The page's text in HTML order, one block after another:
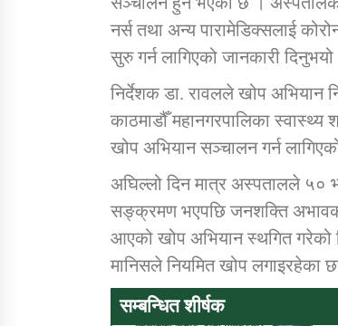
नर्स तथा अन्य पारामेडिक्सलाई
सुरु गर्न लागिएको जानकारी दिनुभयो
निर्देशक डा. रावलले खोप अभियान
काठमाडौँ महानगरपालिका
खोप अभियान सञ्चालन गर्न
अघिल्लो दिन मात्र अस्पतालले ५०
सङ्क्रमण भएपछि जनशक्ति
आएको खोप अभियान स्थगित गरेको
मानिसले नियमित खोप लगाइरहेका
सम्बन्धित शीर्षक